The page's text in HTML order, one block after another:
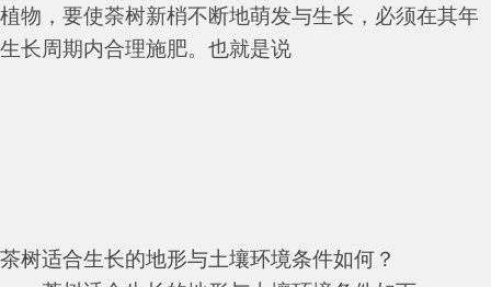
植物，要使荼树新梢不断地萌发与生长，必须在其年
生长周期内合理施肥。也就是说
茶树适合生长的地形与土壤环境条件如何？